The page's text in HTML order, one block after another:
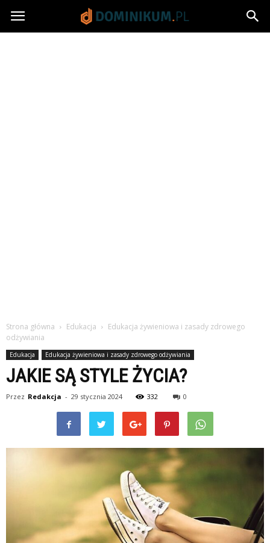
Dominikum.pl
Strona główna Edukacja
Edukacja żywieniowa i zasady zdrowego
odżywiania
Edukacja Edukacja żywieniowa i zasady zdrowego odżywiania
JAKIE SĄ STYLE ŻYCIA?
Przez Redakcja - 29 stycznia 2024 332 0